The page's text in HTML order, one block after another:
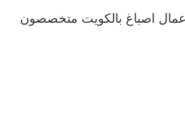
اصباغ بالكويت متخصصون